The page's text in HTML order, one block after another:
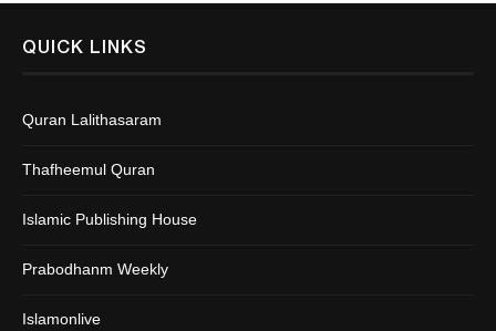
QUICK LINKS
Quran Lalithasaram
Thafheemul Quran
Islamic Publishing House
Prabodhanm Weekly
Islamonlive